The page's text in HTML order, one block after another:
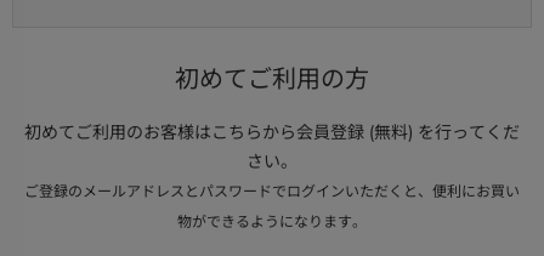
初めてご利用の方
初めてご利用のお客様はこちらから会員登録 (無料) を行ってくだ
さい。
ご登録のメールアドレスとパスワードでログインいただくと、便利にお買い
物ができるようになります。